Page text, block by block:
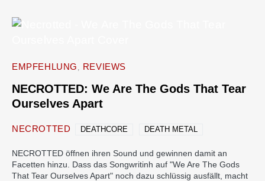
EMPFEHLUNG REVIEWS
NECROTTED: We Are The Gods That Tear
Ourselves Apart
NECROTTED DEATHCORE DEATH METAL
NECROTTED öffnen ihren Sound und gewinnen damit an
Facetten hinzu. Dass das Songwritinh auf "We Are The Gods
That Tear Ourselves Apart" noch dazu schlüssig ausfällt, macht